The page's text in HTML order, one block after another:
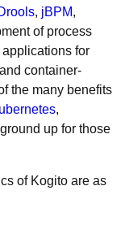
, jBPM,
of process
for
container-
the many benefits
,
up for those
of Kogito are as